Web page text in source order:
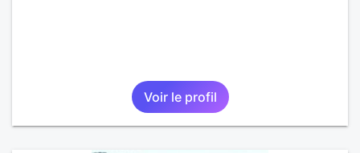
Voir le profil